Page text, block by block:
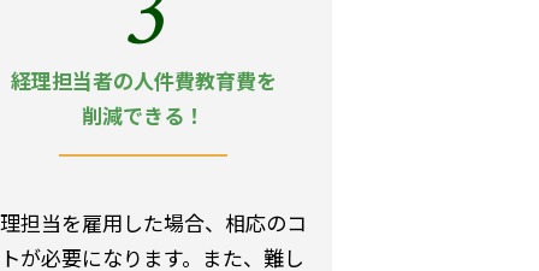
経理担当者の人件費教育費を
削減できる！
担当を雇用した場合、相応のコ
が必要になります。また、難し